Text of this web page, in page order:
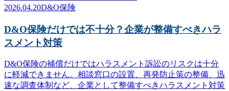
2026.04.20D&O保険
D&O保険だけでは不十分？企業が整備すべきハラ
スメント対策
D&O保険の補償だけではハラスメント訴訟のリスクは十分
に軽減できません。相談窓口の設置、再発防止策の整備、迅
速な調査体制など、企業として整備すべきハラスメント対策